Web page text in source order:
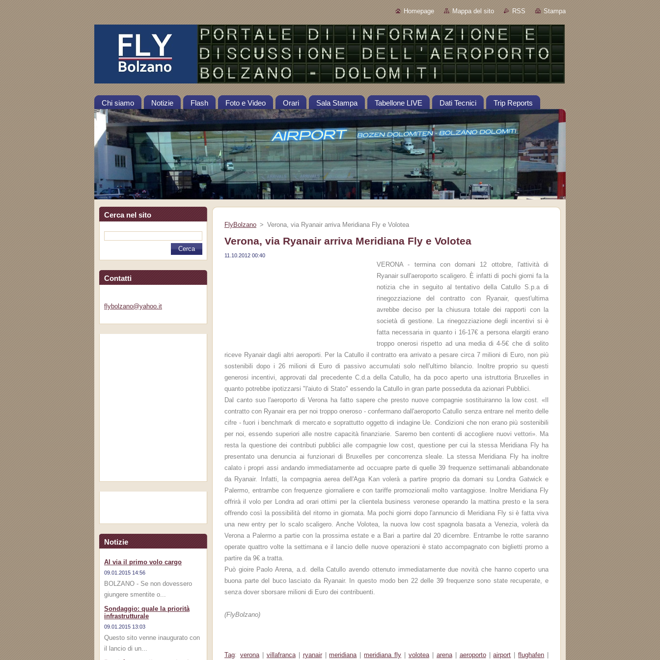
Homepage Mappa del sito RSS Stampa
Chi siamo Notizie Flash Foto e Video Orari Sala Stampa Tabellone LIVE Dati Tecnici Trip Reports
Cerca nel sito
Contatti
flybolzano@yahoo.it
Notizie
Al via il primo volo cargo
09.01.2015 14:56
BOLZANO - Se non dovessero
giungere smentite o...
Sondaggio: quale la priorità
infrastrutturale
09.01.2015 13:03
Questo sito venne inaugurato con
il lancio di un...
FlyBolzano > Verona, via Ryanair arriva Meridiana Fly e Volotea
Verona, via Ryanair arriva Meridiana Fly e Volotea
11.10.2012 00:40
VERONA - termina con domani 12 ottobre, l'attività di
Ryanair sull'aeroporto scaligero. È infatti di pochi giorni fa la
notizia che in seguito al tentativo della Catullo S.p.a di
rinegozziazione del contratto con Ryanair, quest'ultima
avrebbe deciso per la chiusura totale dei rapporti con la
società di gestione. La rinegozziazione degli incentivi si è
fatta necessaria in quanto i 16-17€ a persona elargiti erano
troppo onerosi rispetto ad una media di 4-5€ che di solito
riceve Ryanair dagli altri aeroporti. Per la Catullo il contratto era arrivato a pesare circa 7 milioni di Euro, non più
sostenibili dopo i 26 milioni di Euro di passivo accumulati solo nell'ultimo bilancio. Inoltre proprio su questi
generosi incentivi, approvati dal precedente C.d.a della Catullo, ha da poco aperto una istruttoria Bruxelles in
quanto potrebbe ipotizzarsi "l'aiuto di Stato" essendo la Catullo in gran parte posseduta da azionari Pubblici.
Dal canto suo l'aeroporto di Verona ha fatto sapere che presto nuove compagnie sostituiranno la low cost. «Il
contratto con Ryanair era per noi troppo oneroso - confermano dall'aeroporto Catullo senza entrare nel merito delle
cifre - fuori i benchmark di mercato e soprattutto oggetto di indagine Ue. Condizioni che non erano più sostenibili
per noi, essendo superiori alle nostre capacità finanziarie. Saremo ben contenti di accogliere nuovi vettori». Ma
resta la questione dei contributi pubblici alle compagnie low cost, questione per cui la stessa Meridiana Fly ha
presentato una denuncia ai funzionari di Bruxelles per concorrenza sleale. La stessa Meridiana Fly ha inoltre
calato i propri assi andando immediatamente ad occuapre parte di quelle 39 frequenze settimanali abbandonate
da Ryanair. Infatti, la compagnia aerea dell'Aga Kan volerà a partire proprio da domani su Londra Gatwick e
Palermo, entrambe con frequenze giornaliere e con tariffe promozionali molto vantaggiose. Inoltre Meridiana Fly
offrirà il volo per Londra ad orari ottimi per la clientela business veronese operando la mattina presto e la sera
offrendo così la possibilità del ritorno in giornata. Ma pochi giorni dopo l'annuncio di Meridiana Fly si è fatta viva
una new entry per lo scalo scaligero. Anche Volotea, la nuova low cost spagnola basata a Venezia, volerà da
Verona a Palermo a partie con la prossima estate e a Bari a partire dal 20 dicembre. Entrambe le rotte saranno
operate quattro volte la settimana e il lancio delle nuove operazioni è stato accompagnato con biglietti promo a
partire da 9€ a tratta.
Può gioire Paolo Arena, a.d. della Catullo avendo ottenuto immediatamente due novità che hanno coperto una
buona parte del buco lasciato da Ryanair. In questo modo ben 22 delle 39 frequenze sono state recuperate, e
senza dover sborsare milioni di Euro dei contribuenti.
(FlyBolzano)
Tag: verona villafranca ryanair meridiana meridiana fly volotea arena aeroporto airport flughafen